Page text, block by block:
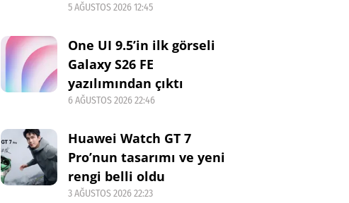
5 AĞUSTOS 2026 12:45
One UI 9.5’in ilk görseli
Galaxy S26 FE
yazılımından çıktı
6 AĞUSTOS 2026 22:46
Huawei Watch GT 7
Pro’nun tasarımı ve yeni
rengi belli oldu
3 AĞUSTOS 2026 22:23